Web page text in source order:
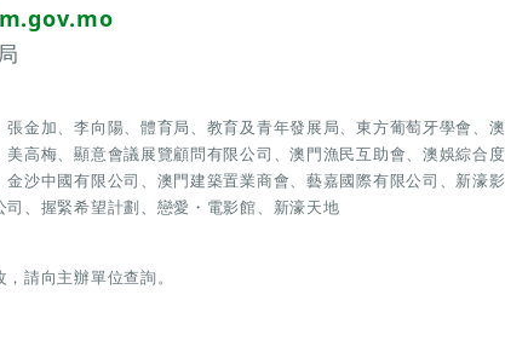
金加、李向陽、體育局、教育及青年發展局、東方葡萄牙學會、
高梅、顯意會議展覽顧問有限公司、澳門漁民互助會、澳娛綜合
沙中國有限公司、澳門建築置業商會、藝嘉國際有限公司、新濠
、握緊希望計劃、戀愛・電影館、新濠天地
請向主辦單位查詢。